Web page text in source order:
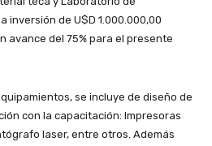
inversión de U$D 1.000.000,00
avance del 75% para el presente
se incluye de diseño de
con la capacitación: Impresoras
laser, entre otros. Además